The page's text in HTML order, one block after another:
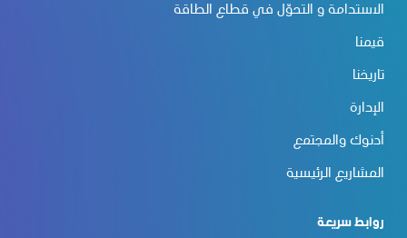
الاستدامة و التحوّل في قطاع الطاقة
قيمنا
تاريخنا
الإدارة
أدنوك والمجتمع
المشاريع الرئيسية
روابط سريعة